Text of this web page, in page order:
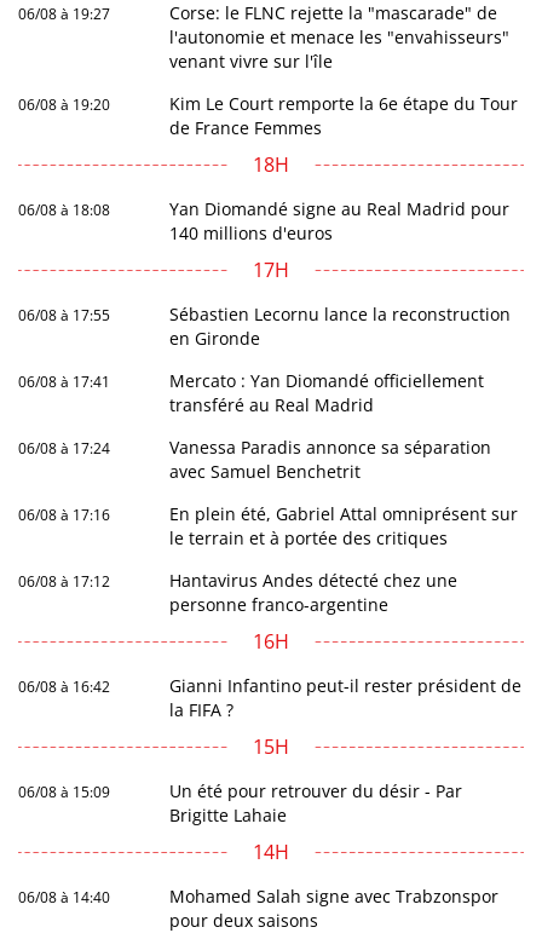
06/08 à 19:27
Corse: le FLNC rejette la "mascarade" de
l'autonomie et menace les "envahisseurs"
venant vivre sur l'île
06/08 à 19:20
Kim Le Court remporte la 6e étape du Tour
de France Femmes
18H
06/08 à 18:08
Yan Diomandé signe au Real Madrid pour
140 millions d'euros
17H
06/08 à 17:55
Sébastien Lecornu lance la reconstruction
en Gironde
06/08 à 17:41
Mercato : Yan Diomandé officiellement
transféré au Real Madrid
06/08 à 17:24
Vanessa Paradis annonce sa séparation
avec Samuel Benchetrit
06/08 à 17:16
En plein été, Gabriel Attal omniprésent sur
le terrain et à portée des critiques
06/08 à 17:12
Hantavirus Andes détecté chez une
personne franco-argentine
16H
06/08 à 16:42
Gianni Infantino peut-il rester président de
la FIFA ?
15H
06/08 à 15:09
Un été pour retrouver du désir - Par
Brigitte Lahaie
14H
06/08 à 14:40
Mohamed Salah signe avec Trabzonspor
pour deux saisons